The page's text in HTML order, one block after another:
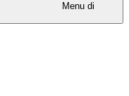
Menu di